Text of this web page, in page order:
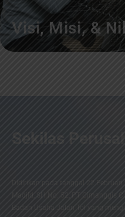
Visi, Misi, &
Sekilas
Didirikan pada tanggal 22 Februari
Madjid, SH No. 52, PT Cimanggis
Badan Usaha Jalan Tol yang